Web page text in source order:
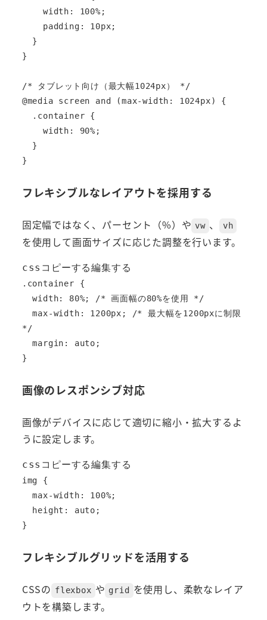
}
/* タブレット向け（最大幅1024px） */
@media screen and (max-width: 1024px) {
フレキシブルなレイアウトを採用する
固定幅ではなく、パーセント（%）や vw 、 vh
を使用して画面サイズに応じた調整を行います。
cssコピーする編集する
.container {
  width: 80%; /* 画面幅の80%を使用 */
  max-width: 1200px; /* 最大幅を1200pxに制限
*/
  margin: auto;
画像のレスポンシブ対応
画像がデバイスに応じて適切に縮小・拡大するよ
うに設定します。
cssコピーする編集する
img {
  max-width: 100%;
フレキシブルグリッドを活用する
CSSの flexbox や grid を使用し、柔軟なレイア
ウトを構築します。